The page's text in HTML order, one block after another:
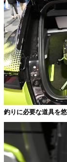
釣りに必要な道具を